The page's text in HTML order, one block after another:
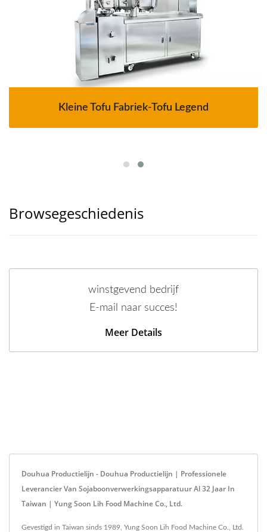
Kleine Tofu Fabriek-Tofu Legend
Browsegeschiedenis
winstgevend bedrijf
E-mail naar succes!
Meer Details
Douhua Productielijn - Douhua Productielijn | Professionele
Leverancier Van Sojaboonverwerkingsapparatuur Al 32 Jaar In
Taiwan | Yung Soon Lih Food Machine Co., Ltd.
Gevestigd in Taiwan sinds 1989, Yung Soon Lih Food Machine Co., Ltd.